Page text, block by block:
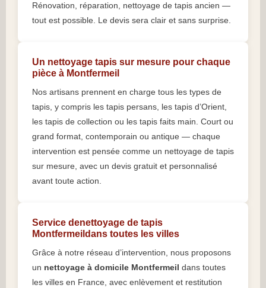
Rénovation, réparation, nettoyage de tapis ancien —
tout est possible. Le devis sera clair et sans surprise.
Un nettoyage tapis sur mesure pour chaque
pièce à Montfermeil
Nos artisans prennent en charge tous les types de
tapis, y compris les tapis persans, les tapis d’Orient,
les tapis de collection ou les tapis faits main. Court ou
grand format, contemporain ou antique — chaque
intervention est pensée comme un nettoyage de tapis
sur mesure, avec un devis gratuit et personnalisé
avant toute action.
Service denettoyage de tapis
Montfermeildans toutes les villes
Grâce à notre réseau d’intervention, nous proposons
un nettoyage à domicile Montfermeil dans toutes
les villes en France, avec enlèvement et restitution